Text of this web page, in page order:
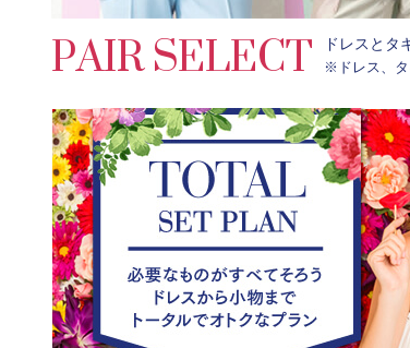
PAIR SELECT ドレスとタ
※ドレス、タ